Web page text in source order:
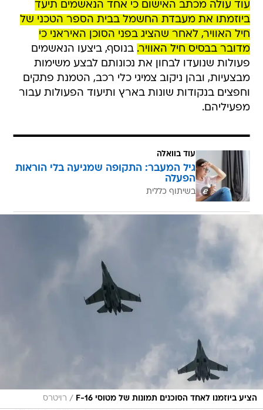
עוד עולה מכתב האישום כי אחד הנאשמים תיעד
ביוזמתו את מעבדת החשמל בבית הספר הטכני של
חיל האוויר, לאחר שהציג בפני הסוכן האיראני כי
מדובר בבסיס חיל האוויר. בנוסף, ביצעו הנאשמים
פעולות שנועדו לבחון את נכונותם לבצע משימות
מבצעיות, ובהן ניקוב צמיגי כלי רכב, הטמנת פתקים
וחפצים בנקודות שונות בארץ ותיעוד הפעולות עבור
מפעיליהם.
עוד בוואלה
גיל המעבר: התקופה שמגיעה בלי הוראות
הפעלה
בשיתוף כללית
הציע ביוזמנו לאחד הסוכנים תמונות של מטוסי F-16 / רויטרס